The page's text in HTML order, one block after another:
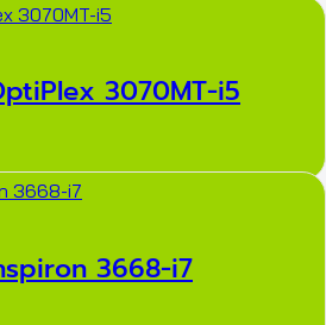
3070MT-i5
3668-i7